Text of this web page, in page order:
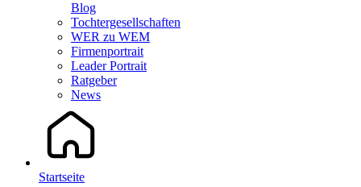
Blog
Tochtergesellschaften
WER zu WEM
Firmenportrait
Leader Portrait
Ratgeber
News
Startseite